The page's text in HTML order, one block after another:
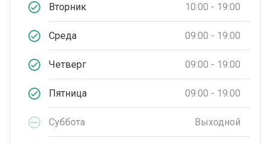
Вторник 10:00 - 19:00
Среда 09:00 - 19:00
Четверг 09:00 - 19:00
Пятница 09:00 - 19:00
Суббота Выходной